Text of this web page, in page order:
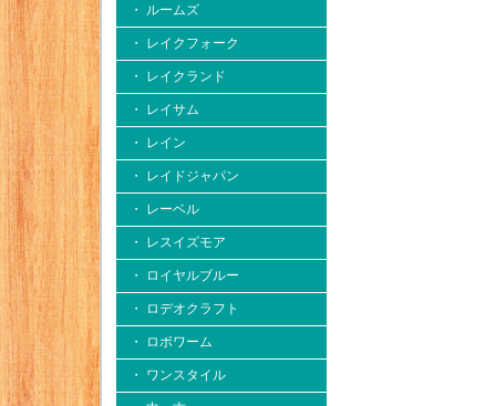
・ ルームズ
・ レイクフォーク
・ レイクランド
・ レイサム
・ レイン
・ レイドジャパン
・ レーベル
・ レスイズモア
・ ロイヤルブルー
・ ロデオクラフト
・ ロボワーム
・ ワンスタイル